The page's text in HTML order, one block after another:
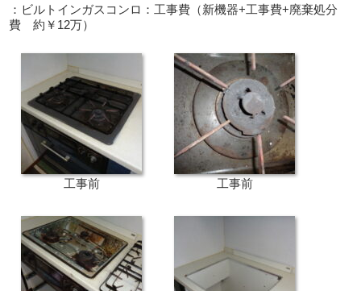
：ビルトインガスコンロ：工事費（新機器+工事費+廃棄処分
費 約￥12万）
工事前 工事前